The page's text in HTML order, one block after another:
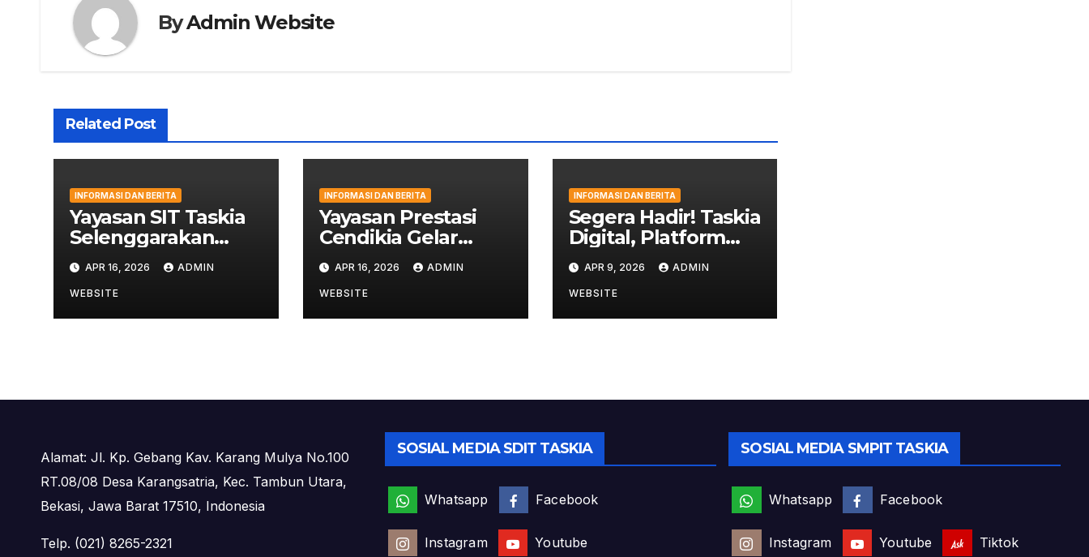
ByAdmin Website
Related Post
INFORMASI DAN BERITA
Yayasan SIT Taskia
Selenggarakan
Asesmen
Kepemimpinan
untuk Penguatan
Mutu Pendidikan
APR 16, 2026 ADMIN
WEBSITE
INFORMASI DAN BERITA
Yayasan Prestasi
Cendikia Gelar
Studi Banding
Digital Classroom
ke LPIT Thariq bin
Ziyad
APR 16, 2026 ADMIN
WEBSITE
INFORMASI DAN BERITA
Segera Hadir! Taskia
Digital, Platform
Monitoring dan
Penghubung Orang
Tua dengan
Sekolah
APR 9, 2026 ADMIN
WEBSITE
Alamat: Jl. Kp. Gebang Kav. Karang Mulya No.100
RT.08/08 Desa Karangsatria, Kec. Tambun Utara,
Bekasi, Jawa Barat 17510, Indonesia
Telp. (021) 8265-2321
SOSIAL MEDIA SDIT TASKIA
Whatsapp Facebook
Instagram Youtube
SOSIAL MEDIA SMPIT TASKIA
Whatsapp Facebook
Instagram Youtube Tiktok